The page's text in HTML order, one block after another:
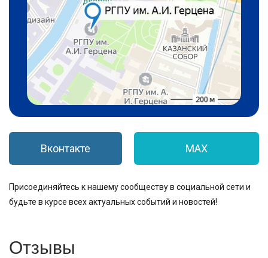
Вконтакте MAX
Присоединяйтесь к нашему сообществу в социальной сети и
будьте в курсе всех актуальных событий и новостей!
Отзывы